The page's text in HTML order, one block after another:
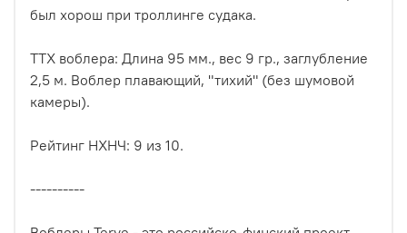
был хорош при троллинге судака.
ТТХ воблера: Длина 95 мм., вес 9 гр., заглубление
2,5 м. Воблер плавающий, "тихий" (без шумовой
камеры).
Рейтинг НХНЧ: 9 из 10.
----------